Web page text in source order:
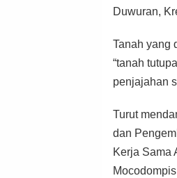
Duwuran,
Tanah yang
“tanah
penjajahan
Turut
dan
Kerja Sama